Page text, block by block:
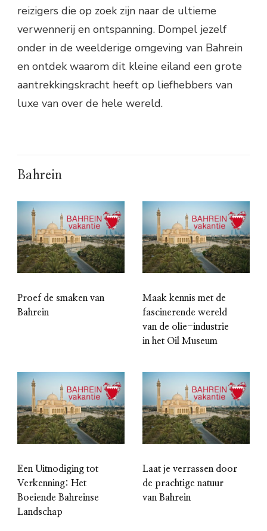
reizigers die op zoek zijn naar de ultieme
verwennerij en ontspanning. Dompel jezelf
onder in de weelderige omgeving van Bahrein
en ontdek waarom dit kleine eiland een grote
aantrekkingskracht heeft op liefhebbers van
luxe van over de hele wereld.
Bahrein
Proef de smaken van
Bahrein
Maak kennis met de
fascinerende wereld
van de olie-industrie
in het Oil Museum
Een Uitnodiging tot
Verkenning: Het
Boeiende Bahreinse
Landschap
Laat je verrassen door
de prachtige natuur
van Bahrein